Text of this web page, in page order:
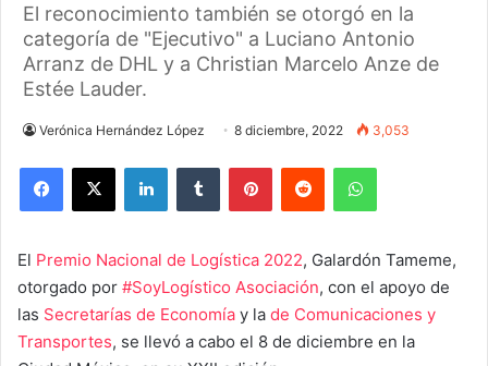
El reconocimiento también se otorgó en la
categoría de "Ejecutivo" a Luciano Antonio
Arranz de DHL y a Christian Marcelo Anze de
Estée Lauder.
Verónica Hernández López 8 diciembre, 2022 3,053
El Premio Nacional de Logística 2022, Galardón Tameme,
otorgado por #SoyLogístico Asociación, con el apoyo de
las Secretarías de Economía y la de Comunicaciones y
Transportes, se llevó a cabo el 8 de diciembre en la